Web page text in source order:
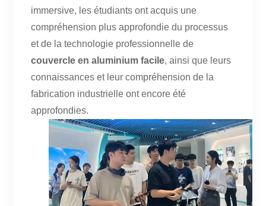
immersive, les étudiants ont acquis une
compréhension plus approfondie du processus
et de la technologie professionnelle de
couvercle en aluminium facile, ainsi que leurs
connaissances et leur compréhension de la
fabrication industrielle ont encore été
approfondies.